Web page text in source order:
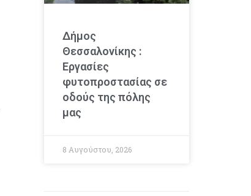
Δήμος
Θεσσαλονίκης :
Εργασίες
φυτοπροστασίας σε
οδούς της πόλης
μας
8 Αυγούστου, 2026